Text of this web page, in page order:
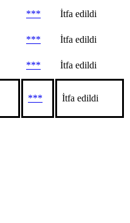
***
İtfa edildi
***
İtfa edildi
*** İtfa edildi
*** İtfa edildi